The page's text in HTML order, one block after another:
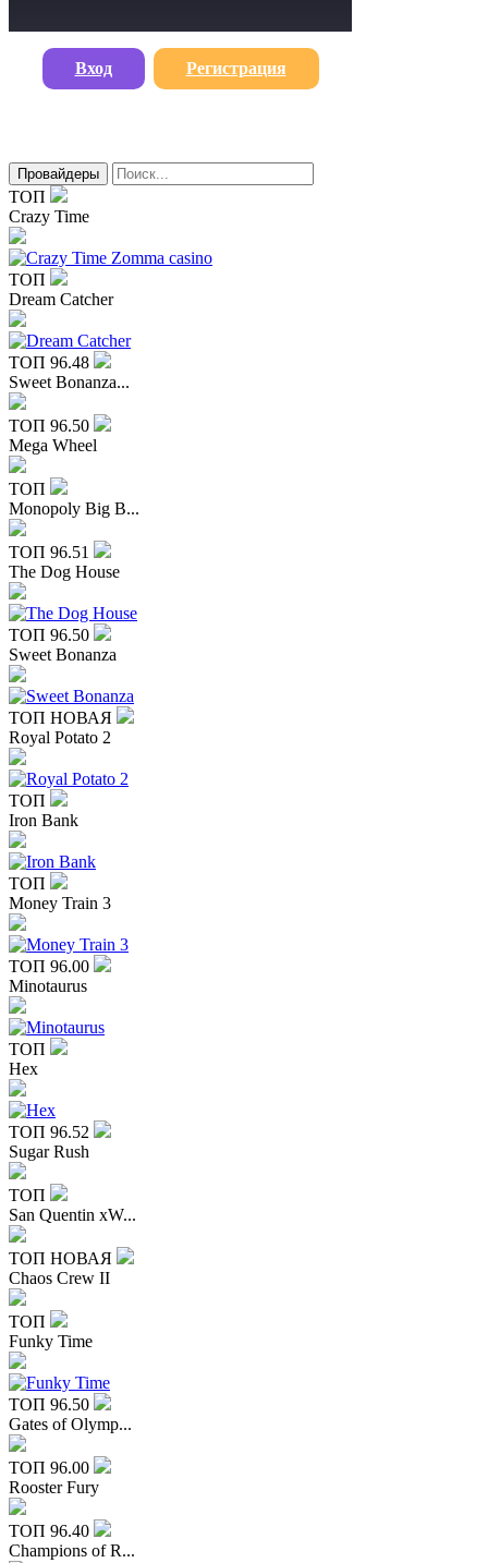
Вход Регистрация
Провайдеры
ТОП
Crazy Time
ТОП
Dream Catcher
ТОП 96.48
Sweet Bonanza...
ТОП 96.50
Mega Wheel
ТОП
Monopoly Big B...
ТОП 96.51
The Dog House
ТОП 96.50
Sweet Bonanza
ТОП НОВАЯ
Royal Potato 2
ТОП
Iron Bank
ТОП
Money Train 3
ТОП 96.00
Minotaurus
ТОП
Hex
ТОП 96.52
Sugar Rush
ТОП
San Quentin xW...
ТОП НОВАЯ
Chaos Crew II
ТОП
Funky Time
ТОП 96.50
Gates of Olymp...
ТОП 96.00
Rooster Fury
ТОП 96.40
Champions of R...